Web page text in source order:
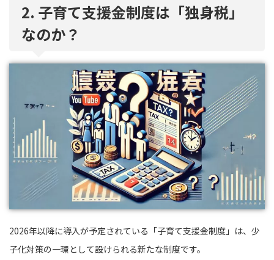
2. 子育て支援金制度は「独身税」
なのか？
2026年以降に導入が予定されている「子育て支援金制度」は、少
子化対策の一環として設けられる新たな制度です。